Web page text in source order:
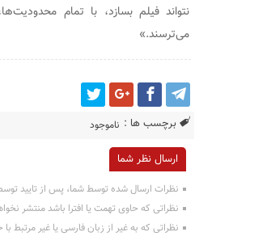
نتواند فیلم بسازد، با تمام
می‌ترسند.»
برچسب ها : ناموجود
ارسال نظر شما
نظرات ارسال شده توسط شما، پس از تایید
نظراتی که حاوی تهمت یا افترا باشد منتشر
نظراتی که به غیر از زبان فارسی یا غیر مرتبط